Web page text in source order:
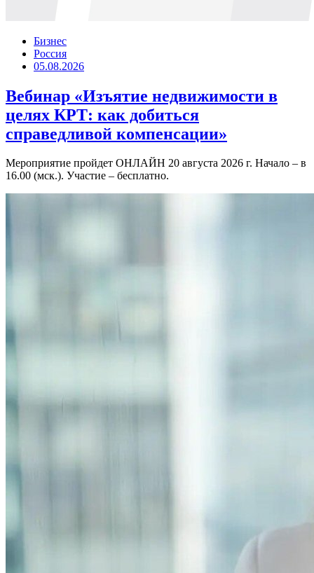
Бизнес
Россия
05.08.2026
Вебинар «Изъятие недвижимости в
целях КРТ: как добиться
справедливой компенсации»
Мероприятие пройдет ОНЛАЙН 20 августа 2026 г. Начало – в
16.00 (мск.). Участие – бесплатно.